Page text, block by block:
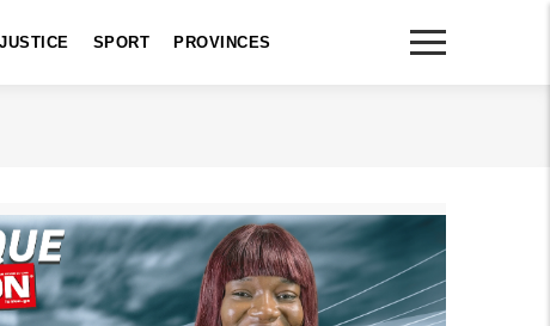
SPORT PROVINCES